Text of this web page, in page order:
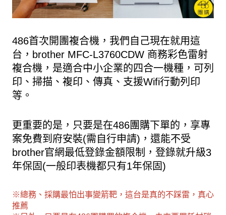
486首次開團複合機，我們自己現在就用這
台，brother MFC-L3760CDW 商務彩色雷射
複合機，是適合中小企業的四合一機種，可列
印、掃描、複印、傳真、支援Wifi行動列印
等。
更重要的是，只要是在486團購下單的，享專
案免費到府安裝(需自行申請)，還能不受
brother官網最低登錄金額限制，登錄就升級3
年保固(一般印表機都只有1年保固)
※總務、採購最怕出事變箭靶，這台是真的不踩雷，真心
推薦